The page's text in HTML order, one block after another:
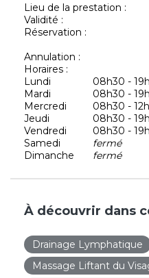
Lieu de la prestation :
Validité :
Réservation :
Annulation :
Horaires :
Lundi
08h30 -
Mardi
08h30 -
Mercredi
08h30 -
Jeudi
08h30 -
Vendredi
08h30 -
Samedi
fermé
Dimanche
fermé
À découvrir dans
Drainage Lymphatique
Massage Liftant du